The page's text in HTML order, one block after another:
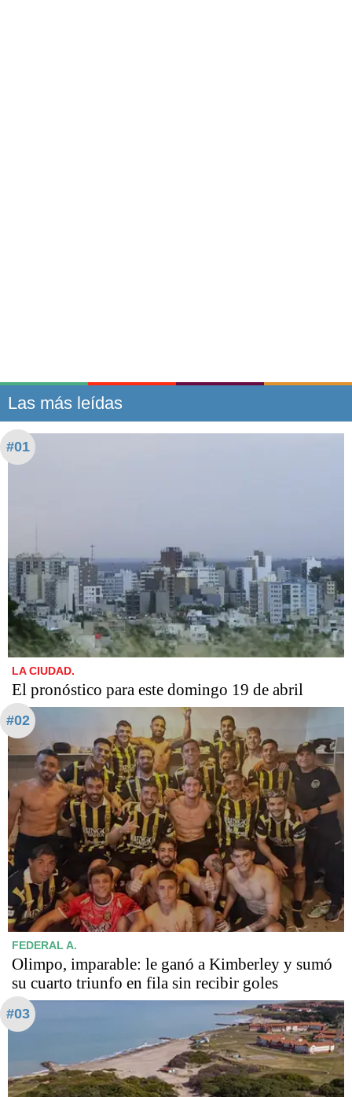
Las más leídas
#01
LA CIUDAD.
El pronóstico para este domingo 19 de abril
#02
FEDERAL A.
Olimpo, imparable: le ganó a Kimberley y sumó
su cuarto triunfo en fila sin recibir goles
#03